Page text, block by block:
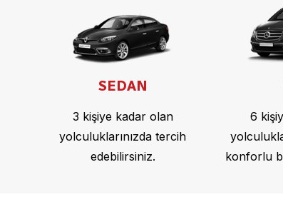
SEDAN
3 kişiye kadar olan
yolculuklarınızda tercih
edebilirsiniz.
6
konforlu